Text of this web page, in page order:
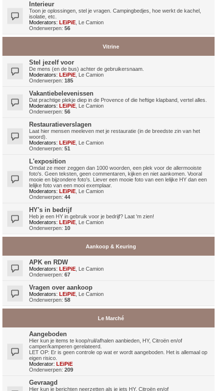
Interieur
Toon je oplossingen, stel je vragen. Campingbedjes, hoe werkt de kachel,
isolatie, etc.
Moderators: LEiPiE Le Camion
Onderwerpen: 56
Vitrine
Stel jezelf voor
De mens (en de bus) achter de gebruikersnaam.
Moderators: LEiPiE Le Camion
Onderwerpen: 185
Vakantiebelevenissen
Dat prachtige plekje diep in de Provence of die heftige klapband, vertel alles.
Moderators: LEiPiE Le Camion
Onderwerpen: 56
Restauratieverslagen
Laat hier mensen meeleven met je restauratie (in de breedste zin van het
woord).
Moderators: LEiPiE Le Camion
Onderwerpen: 51
L'exposition
Omdat ze meer zeggen dan 1000 woorden, een plek voor de allermooiste
foto's. Geen teksten, geen commentaren, kijken en niet aankomen. Vooral
mooie en bijzondere foto's. Liever een mooie foto van een lelijke HY dan een
lelijke foto van een mooi exemplaar.
Moderators: LEiPiE Le Camion
Onderwerpen: 44
HY's in bedrijf
Heb je een HY in gebruik voor je bedrijf? Laat 'm zien!
Moderators: LEiPiE Le Camion
Onderwerpen: 10
Aankoop & Keuring
APK en RDW
Moderators: LEiPiE Le Camion
Onderwerpen: 67
Vragen over aankoop
Moderators: LEiPiE Le Camion
Onderwerpen: 58
Le Marché
Aangeboden
Hier kun je items te koop/ruil/afhalen aanbieden, HY, Citroën en/of
camper/kamperen gerelateerd.
LET OP: Er is geen controle op wat er wordt aangeboden. Het is allemaal op
eigen risico.
Moderator: LEiPiE
Onderwerpen: 209
Gevraagd
Hier kun je berichten neerzetten als je iets HY, Citroën en/of